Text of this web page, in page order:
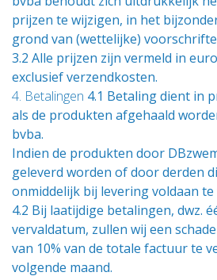
prijzen te wijzigen, in het
grond van (wettelijke)
3.2 Alle prijzen zijn vermeld in
exclusief verzendkosten.
4. Betalingen 4.1 Betaling dient in
als de produkten afgehaald
bvba.
Indien de produkten door
geleverd worden of door derden
onmiddelijk bij levering voldaan te
4.2 Bij laatijdige betalingen, dwz.
vervaldatum, zullen wij een
van 10% van de totale factuur te
volgende maand.